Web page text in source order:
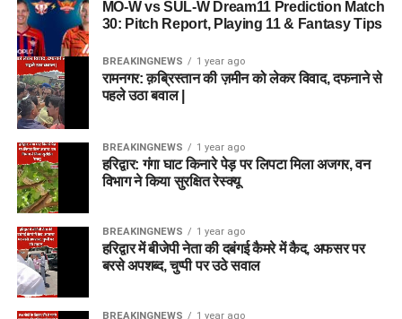
MO-W vs SUL-W Dream11 Prediction Match
30: Pitch Report, Playing 11 & Fantasy Tips
BREAKINGNEWS 1 year ago
रामनगर: क़ब्रिस्तान की ज़मीन को लेकर विवाद, दफनाने से
पहले उठा बवाल |
BREAKINGNEWS 1 year ago
हरिद्वार: गंगा घाट किनारे पेड़ पर लिपटा मिला अजगर, वन
विभाग ने किया सुरक्षित रेस्क्यू
BREAKINGNEWS 1 year ago
हरिद्वार में बीजेपी नेता की दबंगई कैमरे में कैद, अफसर पर
बरसे अपशब्द, चुप्पी पर उठे सवाल
BREAKINGNEWS 1 year ago